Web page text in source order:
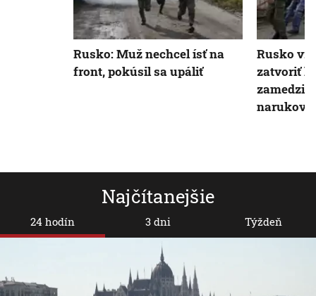
Najčítanejšie
24 hodín 3 dni Týždeň
Rusko: Muž nechcel ísť na
front, pokúsil sa upáliť
Rusko
zatvoriť